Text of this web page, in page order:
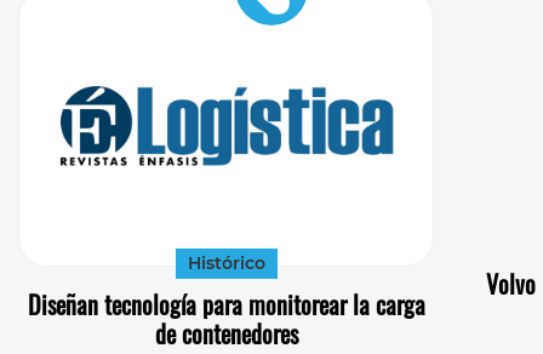
Histórico
Diseñan tecnología para monitorear la carga
de contenedores
Volvo